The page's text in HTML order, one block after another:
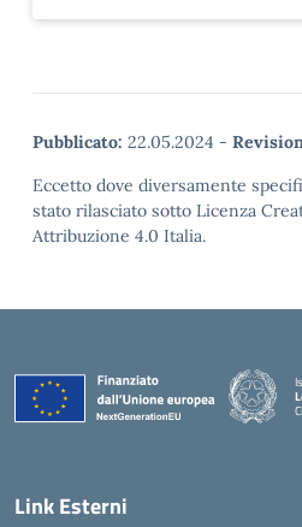
Pubblicato: 22.05.2024 -
Eccetto dove diversamente
stato rilasciato sotto Licenza
Attribuzione 4.0 Italia.
Link Esterni